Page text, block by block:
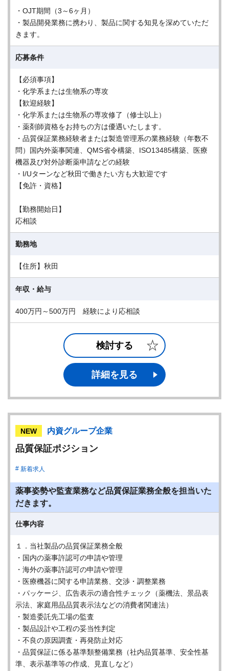
・OJT期間（3～6ヶ月）
・製品開発業務に携わり、製品に関する知見を深めていただ
きます。
応募条件
【必須事項】
・化学系または生物系の専攻
【歓迎経験】
・化学系または生物系の専攻修了（修士以上）
・薬剤師資格をお持ちの方は優遇いたします。
・品質保証業務経験者または製造管理系の業務経験（年数不
問）国内外薬事関連、QMS省令構築、ISO13485構築、医療
機器及び対外診断薬申請などの経験
・I/Uターンなど秋田で働きたい方も大歓迎です
【免許・資格】
【勤務開始日】
応相談
勤務地
【住所】秋田
年収・給与
400万円～500万円 経験により応相談
検討する
詳細を見る
NEW 内資グループ企業
品質保証ポジション
新着求人
薬事姿勢や監査業務など品質保証業務全般を担当いた
だきます。
仕事内容
１．当社製品の品質保証業務全般
・国内の薬事許認可の申請や管理
・海外の薬事許認可の申請や管理
・医療機器に関する申請業務、交渉・調整業務
・パッケージ、広告表示の適合性チェック（薬機法、景品表
示法、家庭用品品質表示法などの消費者関連法）
・製造委託先工場の監査
・製品設計や工程の妥当性判定
・不良の原因調査・再発防止対応
・品質保証に係る基準類整備業務（社内品質基準、安全性基
準、表示基準等の作成、見直しなど）